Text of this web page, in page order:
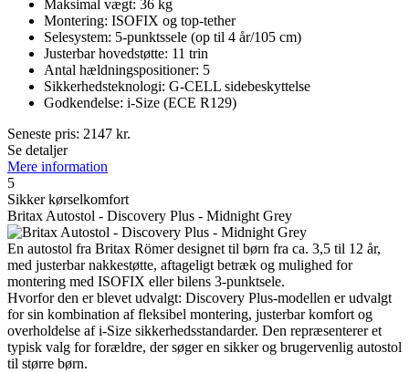
Maksimal vægt: 36 kg
Montering: ISOFIX og top-tether
Selesystem: 5-punktssele (op til 4 år/105 cm)
Justerbar hovedstøtte: 11 trin
Antal hældningspositioner: 5
Sikkerhedsteknologi: G-CELL sidebeskyttelse
Godkendelse: i-Size (ECE R129)
Seneste pris: 2147 kr.
Se detaljer
Mere information
5
Sikker kørselkomfort
Britax Autostol - Discovery Plus - Midnight Grey
En autostol fra Britax Römer designet til børn fra ca. 3,5 til 12 år,
med justerbar nakkestøtte, aftageligt betræk og mulighed for
montering med ISOFIX eller bilens 3-punktsele.
Hvorfor den er blevet udvalgt: Discovery Plus-modellen er udvalgt
for sin kombination af fleksibel montering, justerbar komfort og
overholdelse af i-Size sikkerhedsstandarder. Den repræsenterer et
typisk valg for forældre, der søger en sikker og brugervenlig autostol
til større børn.